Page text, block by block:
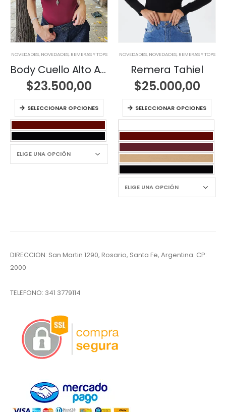
NOVEDADES, NOVEDADES, REMERAS Y TOPS
Body Cuello Alto Anna
$23.500,00
SELECCIONAR OPCIONES
NOVEDADES, NOVEDADES, REMERAS Y TOPS
Remera Tahiel
$25.000,00
SELECCIONAR OPCIONES
DIRECCION: San Martin 1290, Rosario, Santa Fe, Argentina. CP:
2000
TELEFONO: 341 3779114